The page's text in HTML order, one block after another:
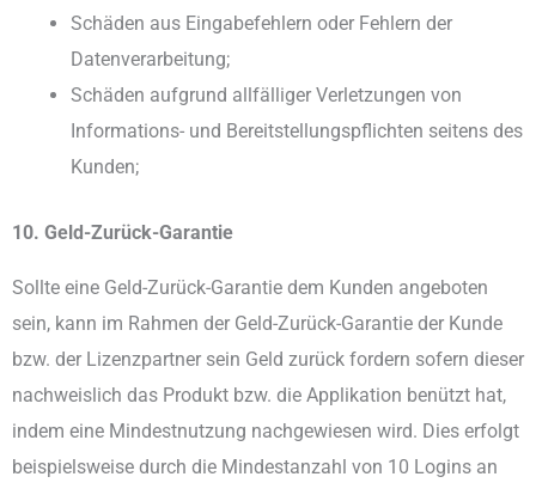
Schäden aus Eingabefehlern oder Fehlern der
Datenverarbeitung;
Schäden aufgrund allfälliger Verletzungen von
Informations- und Bereitstellungspflichten seitens des
Kunden;
10. Geld-Zurück-Garantie
Sollte eine Geld-Zurück-Garantie dem Kunden angeboten
sein, kann im Rahmen der Geld-Zurück-Garantie der Kunde
bzw. der Lizenzpartner sein Geld zurück fordern sofern dieser
nachweislich das Produkt bzw. die Applikation benützt hat,
indem eine Mindestnutzung nachgewiesen wird. Dies erfolgt
beispielsweise durch die Mindestanzahl von 10 Logins an